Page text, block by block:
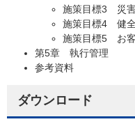
施策目標3 災
施策目標4 健
施策目標5 お客
第5章 執行管理
参考資料
ダウンロード